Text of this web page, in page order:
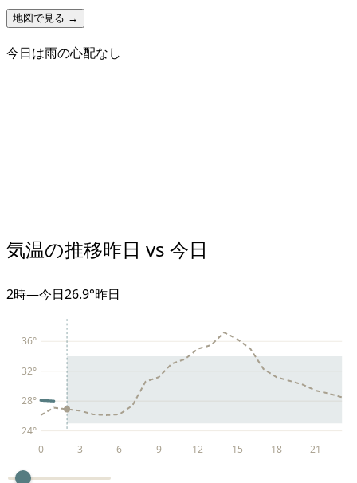
地図で見る →
今日は雨の心配なし
気温の推移昨日 vs 今日
2時—今日26.9°昨日
24°
28°
32°
36°
0 3 6 9 12 15 18 21